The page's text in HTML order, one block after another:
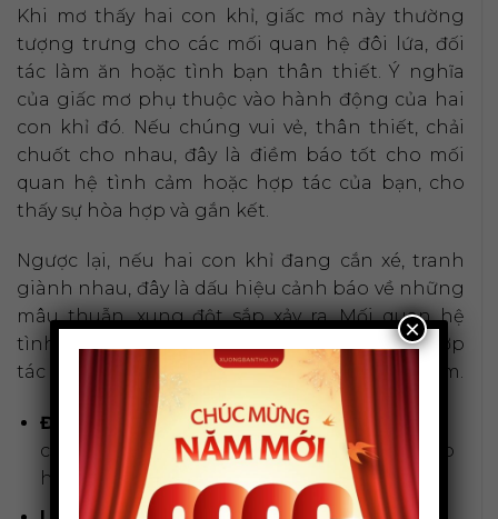
Khi mơ thấy hai con khỉ, giấc mơ này thường
tượng trưng cho các mối quan hệ đôi lứa, đối
tác làm ăn hoặc tình bạn thân thiết. Ý nghĩa
của giấc mơ phụ thuộc vào hành động của hai
con khỉ đó. Nếu chúng vui vẻ, thân thiết, chải
chuốt cho nhau, đây là điềm báo tốt cho mối
quan hệ tình cảm hoặc hợp tác của bạn, cho
thấy sự hòa hợp và gắn kết.
Ngược lại, nếu hai con khỉ đang cắn xé, tranh
giành nhau, đây là dấu hiệu cảnh báo về những
mâu thuẫn, xung đột sắp xảy ra. Mối quan hệ
tình cảm của bạn có thể rạn nứt, hoặc việc hợp
tác làm ăn sẽ gặp trục trặc, bất đồng quan điểm.
Điềm báo:
Tùy thuộc vào hành động của 2
con khỉ, có thể là điềm báo tốt về sự hòa hợp
hoặc điềm xấu về xung đột.
×